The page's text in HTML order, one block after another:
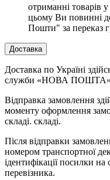
отриманні товарів
цьому Ви повинні
Пошти" за переказ
Доставка
Доставка по Україні
служби «НОВА
Відправка замовлення
моменту оформлення
складі. складі.
Після відправки
номером транспортної
ідентифікації посилки
перевізника.